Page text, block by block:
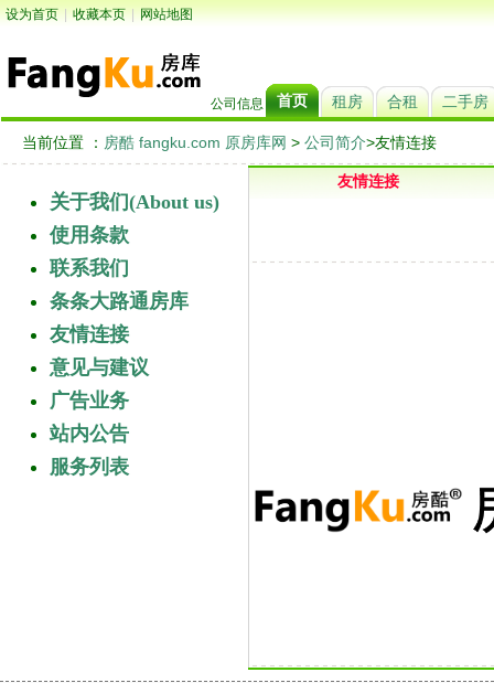
设为首页 | 收藏本页 | 网站地图
公司信息 首页 租房 合租 二手房
当前位置 ： 房酷 fangku.com 原房库网 > 公司简介>友情连接
关于我们(About us)
使用条款
联系我们
条条大路通房库
友情连接
意见与建议
广告业务
站内公告
服务列表
友情连接